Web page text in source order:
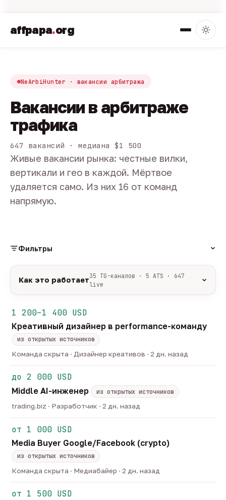
affpapa.org
NeArbiHunter · вакансии арбитража
Вакансии в арбитраже
трафика
647 вакансий · медиана $1 500
Живые вакансии рынка: честные вилки,
вертикали и гео в каждой. Мёртвое
удаляется само. Из них 16 от команд
напрямую.
Фильтры
удалённо 552 гибрид
ГРЕЙД
junior44 middle253
head 23
только с зарплатой
Как это работает35 TG-каналов · 5 ATS · 647
live
ArbiHunter, Партнёркин и ATS-площадки
(Greenhouse, Himalayas и другие).
Разбор:нейронка разбирает сырец каждые 30
минут — роль, вертикаль, формат, вилка, грейд.
Скам-фильтр:
без предоплат и взносов, без
обещаний гарантированного дохода, без увода в
Свежесть:протухшее удаляется автоматически
через 30 дней.
35TG-каналов ·5ATS-площадок ·647
1 200–1 400 USD
Креативный дизайнер в performance-команду
из открытых источников
Команда скрыта · Дизайнер креативов · 2 дн. назад
до 2 000 USD
Middle AI-инженер
из открытых источников
trading.biz · Разработчик · 2 дн. назад
от 1 000 USD
Media Buyer Google/Facebook (crypto)
из открытых источников
Команда скрыта · Медиабайер · 2 дн. назад
от 1 500 USD